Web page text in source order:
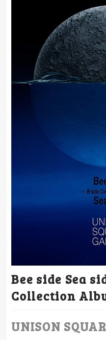
Bee side Sea
Collection
UNISON